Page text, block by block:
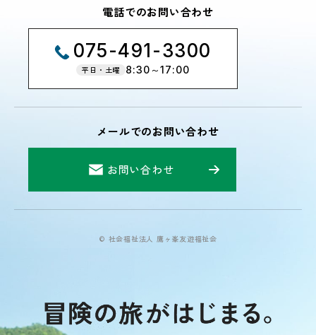
電話でのお問い合わせ
075-491-3300
平日・土曜 8:30～17:00
メールでのお問い合わせ
お問い合わせ
© 社会福祉法人 鷹ヶ峯友遊福祉会